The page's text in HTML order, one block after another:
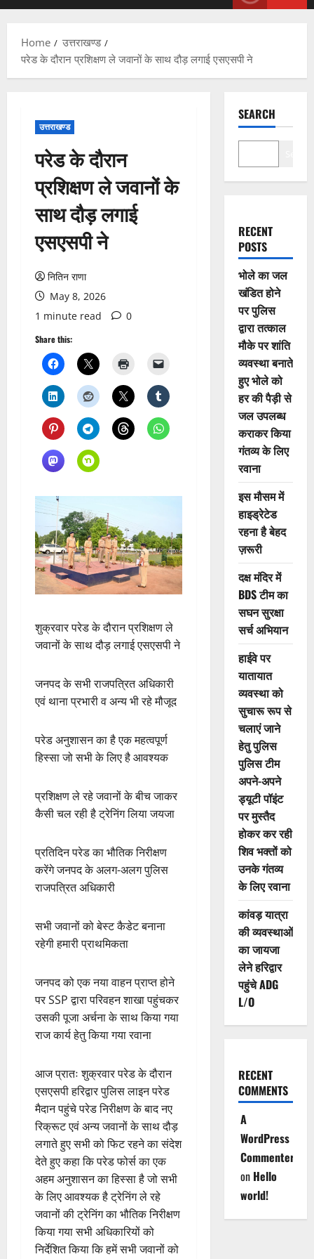
Home
उत्तराखण्ड
परेड के दौरान प्रशिक्षण ले जवानों के साथ दौड़ लगाई एसएसपी ने
उत्तराखण्ड
परेड के दौरान
प्रशिक्षण ले जवानों के
साथ दौड़ लगाई
एसएसपी ने
नितिन राणा
May 8, 2026
1 minute read
0
Share this:
शुक्रवार परेड के दौरान प्रशिक्षण ले
जवानों के साथ दौड़ लगाई एसएसपी ने
जनपद के सभी राजपत्रित अधिकारी
एवं थाना प्रभारी व अन्य भी रहे मौजूद
परेड अनुशासन का है एक महत्वपूर्ण
हिस्सा जो सभी के लिए है आवश्यक
प्रशिक्षण ले रहे जवानों के बीच जाकर
कैसी चल रही है ट्रेनिंग लिया जयजा
प्रतिदिन परेड का भौतिक निरीक्षण
करेंगे जनपद के अलग-अलग पुलिस
राजपत्रित अधिकारी
सभी जवानों को बेस्ट कैडेट बनाना
रहेगी हमारी प्राथमिकता
जनपद को एक नया वाहन प्राप्त होने
पर SSP द्वारा परिवहन शाखा पहुंचकर
उसकी पूजा अर्चना के साथ किया गया
राज कार्य हेतु किया गया रवाना
आज प्रातः शुक्रवार परेड के दौरान
एसएसपी हरिद्वार पुलिस लाइन परेड
मैदान पहुंचे परेड निरीक्षण के बाद नए
रिक्रूट एवं अन्य जवानों के साथ दौड़
लगाते हुए सभी को फिट रहने का संदेश
देते हुए कहा कि परेड फोर्स का एक
अहम अनुशासन का हिस्सा है जो सभी
के लिए आवश्यक है ट्रेनिंग ले रहे
जवानों की ट्रेनिंग का भौतिक निरीक्षण
किया गया सभी अधिकारियों को
निर्देशित किया कि हमें सभी जवानों को
SEARCH
RECENT
POSTS
भोले का जल
खंडित होने
पर पुलिस
द्वारा तत्काल
मौके पर शांति
व्यवस्था बनाते
हुए भोले को
हर की पैड़ी से
जल उपलब्ध
कराकर किया
गंतव्य के लिए
रवाना
इस मौसम में
हाइड्रेटेड
रहना है बेहद
ज़रूरी
दक्ष मंदिर में
BDS टीम का
सघन सुरक्षा
सर्च अभियान
हाईवे पर
यातायात
व्यवस्था को
सुचारू रूप से
चलाएं जाने
हेतु पुलिस
पुलिस टीम
अपने-अपने
ड्यूटी पॉइंट
पर मुस्तैद
होकर कर रही
शिव भक्तों को
उनके गंतव्य
के लिए रवाना
कांवड़ यात्रा
की व्यवस्थाओं
का जायजा
लेने हरिद्वार
पहुंचे ADG
L/O
RECENT
COMMENTS
A
WordPress
Commenter
on Hello
world!